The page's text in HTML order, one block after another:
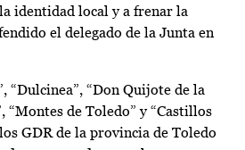
identidad local y a frenar la
el delegado de la Junta en
“Dulcinea”, “Don Quijote de la
“Montes de Toledo” y “Castillos
GDR de la provincia de Toledo